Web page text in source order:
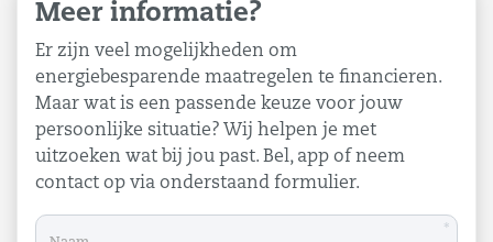
Meer informatie?
Er zijn veel mogelijkheden om
energiebesparende maatregelen te financieren.
Maar wat is een passende keuze voor jouw
persoonlijke situatie? Wij helpen je met
uitzoeken wat bij jou past. Bel, app of neem
contact op via onderstaand formulier.
*